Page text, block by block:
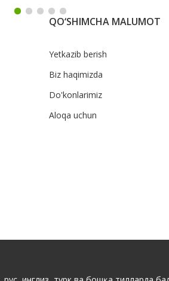
QO‘SHIMCHA MALUMOT
Yetkazib berish
Biz haqimizda
Do'konlarimiz
Aloqa uchun